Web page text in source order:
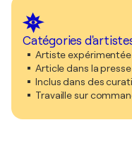
Catégories
Artiste expérimentée
Article dans la presse
Inclus dans des
Travaille sur